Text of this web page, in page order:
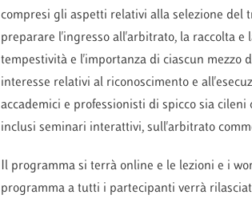
compresi gli aspetti relativi alla selezione del
preparare l'ingresso all'arbitrato, la raccolta
tempestività e l'importanza di ciascun mezzo
interesse relativi al riconoscimento e
accademici e professionisti di spicco sia
inclusi seminari interattivi, sull'arbitrato
Il programma si terrà online e le lezioni e i
programma a tutti i partecipanti verrà